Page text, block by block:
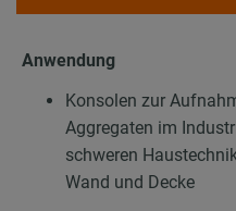
Anwendung
Konsolen zur
Aggregaten im
schweren
Wand und Decke